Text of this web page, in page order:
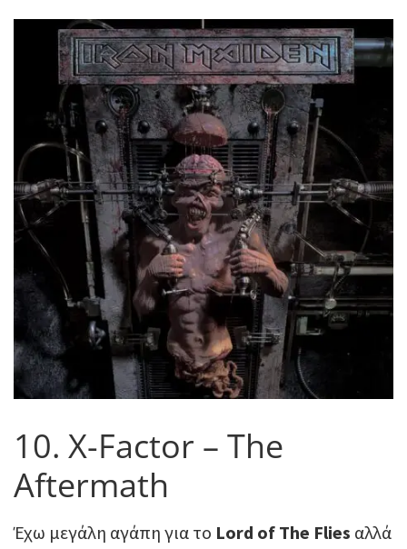
10. Χ-Factor – The
Aftermath
Έχω μεγάλη αγάπη για το Lord of The Flies αλλά